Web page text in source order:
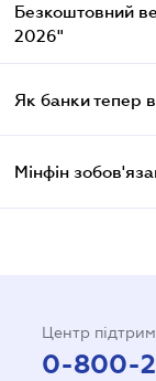
Безкоштовний
2026"
Як банки тепер
Мінфін
Центр
0-800-